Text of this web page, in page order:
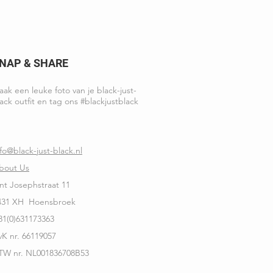
& SHARE
een leuke foto van je black-just-
outfit en tag ons #blackjustblack
just-black.nl
Us
Josephstraat 11
XH Hoensbroek
nr. 66119057
nr. NL001836708B53